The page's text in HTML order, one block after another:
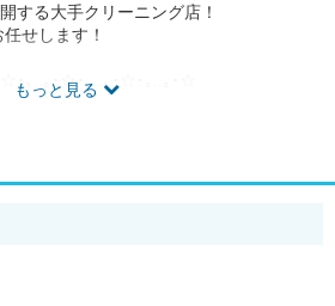
もっと見る
する大手クリーニング店！
せします！
･｡..｡･☆･｡..｡･☆･｡..｡･☆
衣類や布製品をお預かりし、
ただきます。
物を確認しながら丁寧にお返しする、
お仕事です。